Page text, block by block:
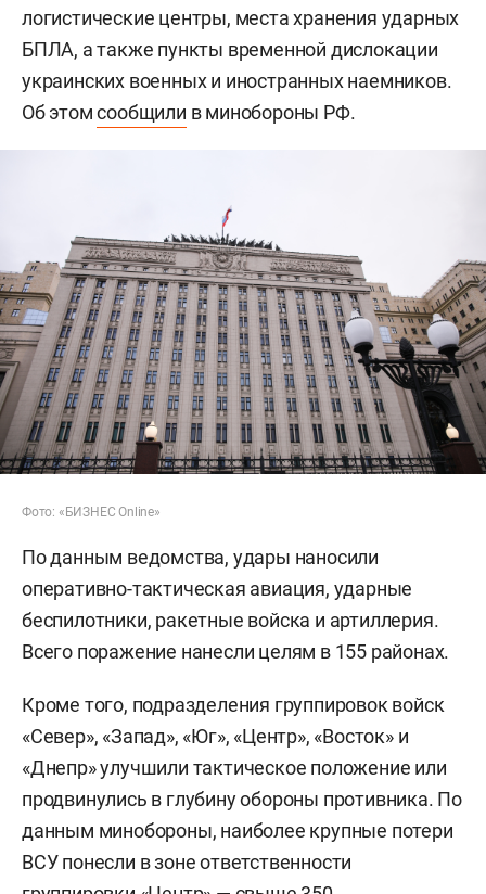
логистические центры, места хранения ударных
БПЛА, а также пункты временной дислокации
украинских военных и иностранных наемников.
Об этомсообщили в минобороны РФ.
Фото: «БИЗНЕС Online»
По данным ведомства, удары наносили
оперативно-тактическая авиация, ударные
беспилотники, ракетные войска и артиллерия.
Всего поражение нанесли целям в 155 районах.
Кроме того, подразделения группировок войск
«Север», «Запад», «Юг», «Центр», «Восток» и
«Днепр» улучшили тактическое положение или
продвинулись в глубину обороны противника. По
данным минобороны, наиболее крупные потери
ВСУ понесли в зоне ответственности